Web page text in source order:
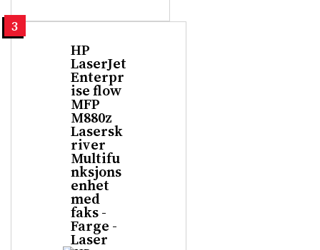
3
HP
LaserJet
Enterpr
ise flow
MFP
M880z
Lasersk
river
Multifu
nksjons
enhet
med
faks -
Farge -
Laser